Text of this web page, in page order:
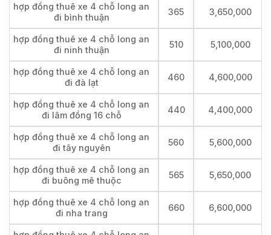
hợp đồng thuê xe 4 chỗ long an
đi bình thuận
365 3,650,000
hợp đồng thuê xe 4 chỗ long an
đi ninh thuận
510 5,100,000
hợp đồng thuê xe 4 chỗ long an
đi đà lạt
460 4,600,000
hợp đồng thuê xe 4 chỗ long an
đi lâm đồng 16 chỗ
440 4,400,000
hợp đồng thuê xe 4 chỗ long an
đi tây nguyên
560 5,600,000
hợp đồng thuê xe 4 chỗ long an
đi buông mê thuộc
565 5,650,000
hợp đồng thuê xe 4 chỗ long an
đi nha trang
660 6,600,000